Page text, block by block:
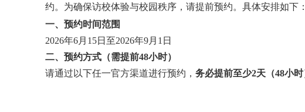
约。 为确保访校体验与校园秩序，请提前预约。具体安排如下：
一、预约时间范围
2026年6月15日至2026年9月1日
二、预约方式（需提前48小时）
请通过以下任一官方渠道进行预约， 务必提前至少2天（48小时